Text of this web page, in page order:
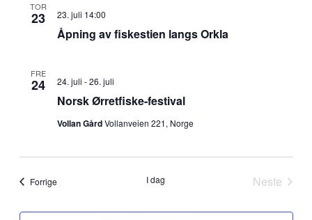
TOR
23
Åpning av fiskestien langs Orkla
23. juli 14:00
FRE
24
Norsk Ørretfiske-festival
24. juli -26. juli
Vollan GårdVollanveien 221, Norge
ForrigeArrangementer I dag
Neste